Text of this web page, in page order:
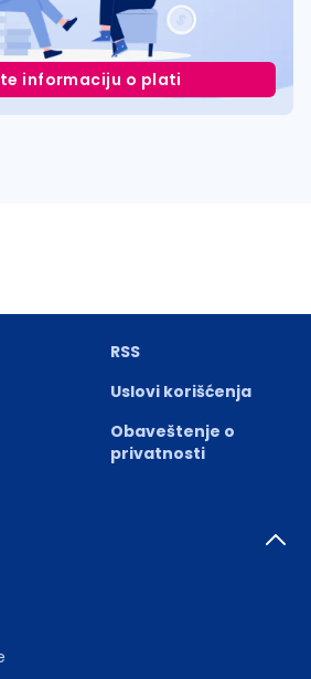
informaciju o plati
RSS
Uslovi korišćenja
Obaveštenje o
privatnosti